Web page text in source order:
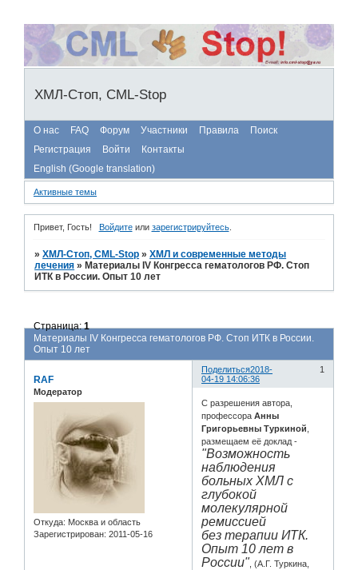
ХМЛ-Стоп, CML-Stop
О нас FAQ Форум Участники Правила
Поиск
Регистрация
Войти
Контакты
English (Google translation)
Активные темы
Привет, Гость! Войдитеили зарегистрируйтесь.
»ХМЛ-Стоп, CML-Stop »ХМЛ и современные методы
лечения » Материалы IV Конгресса гематологов РФ. Стоп
ИТК в России. Опыт 10 лет
Материалы IV Конгресса гематологов РФ. Стоп ИТК в России.
Опыт 10 лет
Страница:1
Поделиться 1
2018-
04-19 14:06:36
RAF
Модератор
Откуда: Москва и область
Зарегистрирован: 2011-05-16
С разрешения автора,
профессораАнны
Григорьевны Туркиной
размещаем её доклад -
"Возможность
наблюдения
больных ХМЛ с
глубокой
молекулярной
ремиссией
без терапии ИТК.
Опыт 10 лет в
России" , (А.Г. Туркина,